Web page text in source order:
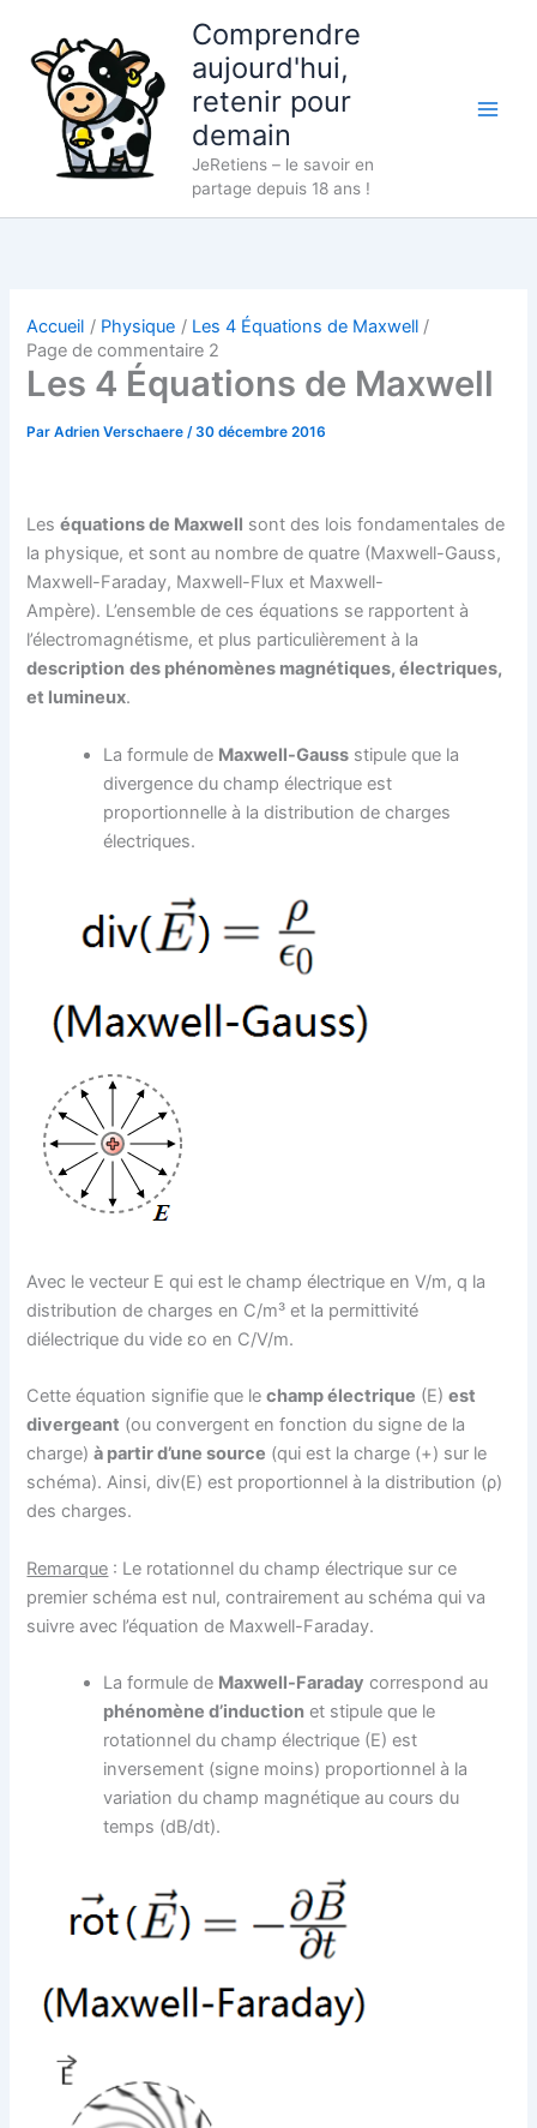
contenu
Comprendre
aujourd'hui,
retenir pour
demain
JeRetiens – le savoir en
partage depuis 18 ans !
Accueil Physique
Les 4 Équations de Maxwell
Page de commentaire 2
Les 4 Équations de Maxwell
ParAdrien Verschaere/30 décembre 2016
Leséquations de Maxwell sont des lois fondamentales de
la physique, et sont au nombre de quatre (Maxwell-Gauss,
Maxwell-Faraday, Maxwell-Flux et Maxwell-
Ampère). L’ensemble de ces équations se rapportent à
l’électromagnétisme, et plus particulièrement à la
description des phénomènes magnétiques, électriques,
et lumineux.
La formule de Maxwell-Gauss stipule que la
divergence du champ électrique est
proportionnelle à la distribution de charges
électriques.
Avec le vecteur E qui est le champ électrique en V/m, q la
distribution de charges en C/m³ et la permittivité
diélectrique du vide εo en C/V/m.
Cette équation signifie que lechamp électrique (E)est
divergeant (ou convergent en fonction du signe de la
charge)à partir d’une source (qui est la charge (+) sur le
schéma). Ainsi, div(E) est proportionnel à la distribution (ρ)
des charges.
Remarque : Le rotationnel du champ électrique sur ce
premier schéma est nul, contrairement au schéma qui va
suivre avec l’équation de Maxwell-Faraday.
La formule de Maxwell-Faraday correspond au
phénomène d’induction et stipule que le
rotationnel du champ électrique (E) est
inversement (signe moins) proportionnel à la
variation du champ magnétique au cours du
temps (dB/dt).